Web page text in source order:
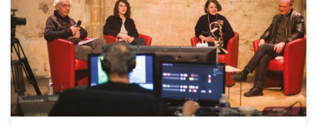
Pour voir ou revoir les rencontres du 19ème Festival des Cinémas
d’Afrique du pays d’Apt, […]